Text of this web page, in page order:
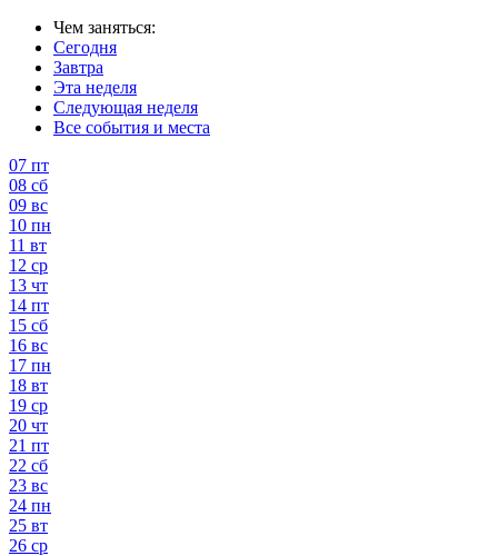
Чем заняться:
Сегодня
Завтра
Эта неделя
Следующая неделя
Все события и места
07 пт
08 сб
09 вс
10 пн
11 вт
12 ср
13 чт
14 пт
15 сб
16 вс
17 пн
18 вт
19 ср
20 чт
21 пт
22 сб
23 вс
24 пн
25 вт
26 ср